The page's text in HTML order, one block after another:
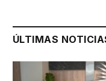
ÚLTIMAS